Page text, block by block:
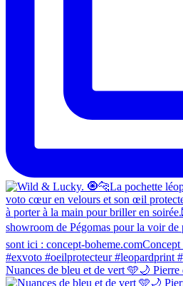
Nuances de bleu et de vert 🩵🌙 Pierre